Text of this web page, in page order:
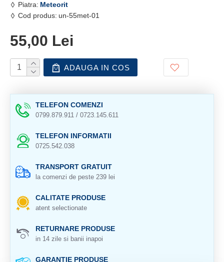
Piatra: Meteorit
Cod produs: un-55met-01
55,00 Lei
ADAUGA IN COS
TELEFON COMENZI
0799.879.911 / 0723.145.611
TELEFON INFORMATII
0725.542.038
TRANSPORT GRATUIT
la comenzi de peste 239 lei
CALITATE PRODUSE
atent selectionate
RETURNARE PRODUSE
in 14 zile si banii inapoi
GARANTIE PRODUSE